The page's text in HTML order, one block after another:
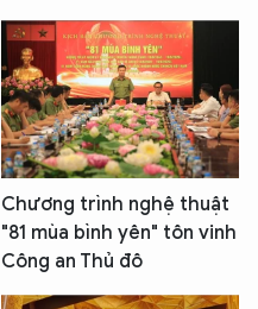
Chương trình nghệ thuật
"81 mùa bình yên" tôn vinh
Công an Thủ đô